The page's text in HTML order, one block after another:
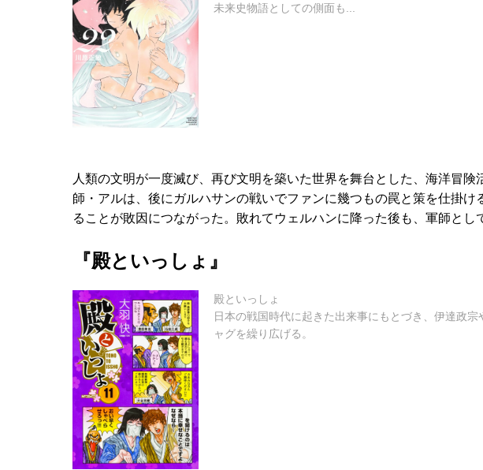
未来史物語としての側面も...
人類の文明が一度滅び、再び文明を築いた世界を舞台とした、海洋冒
師・アルは、後にガルハサンの戦いでファンに幾つもの罠と策を仕掛
ることが敗因につながった。敗れてウェルハンに降った後も、軍師とし
『殿といっしょ』
殿といっしょ
日本の戦国時代に起きた出来事にもとづき、伊達政
ャグを繰り広げる。